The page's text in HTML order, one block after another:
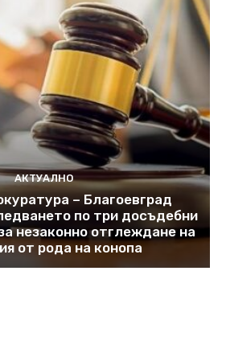
АКТУАЛНО
– Благоевград
по три досъдебни
незаконно отглеждане на
от рода на конопа